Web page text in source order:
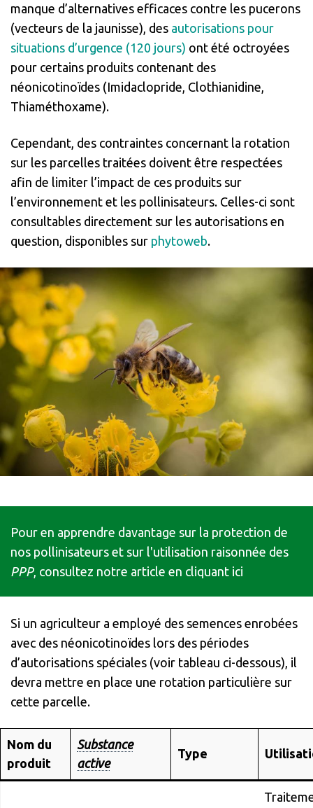
manque d’alternatives efficaces contre les pucerons
(vecteurs de la jaunisse), des autorisations pour
situations d’urgence (120 jours) ont été octroyées
pour certains produits contenant des
néonicotinoïdes (Imidaclopride, Clothianidine,
Thiaméthoxame).
Cependant, des contraintes concernant la rotation
sur les parcelles traitées doivent être respectées
afin de limiter l’impact de ces produits sur
l’environnement et les pollinisateurs. Celles-ci sont
consultables directement sur les autorisations en
question, disponibles sur phytoweb.
Pour en apprendre davantage sur la protection de
nos pollinisateurs et sur l'utilisation raisonnée des
PPP, consultez notre article en cliquant ici
Si un agriculteur a employé des semences enrobées
avec des néonicotinoïdes lors des périodes
d’autorisations spéciales (voir tableau ci-dessous), il
devra mettre en place une rotation particulière sur
cette parcelle.
Nom du
produit
Substance
active
Type